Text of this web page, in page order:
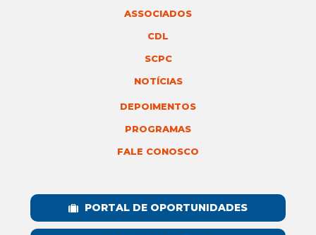
ASSOCIADOS
CDL
SCPC
NOTÍCIAS
DEPOIMENTOS
PROGRAMAS
FALE CONOSCO
PORTAL DE OPORTUNIDADES